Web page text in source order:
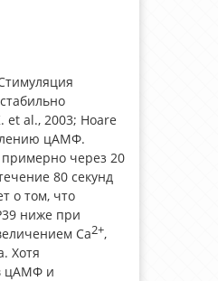
et al., 2003; Hoare
цАМФ.
через 20
80 секунд
о том, что
ниже при
Ca2+,
Хотя
цАМФ и